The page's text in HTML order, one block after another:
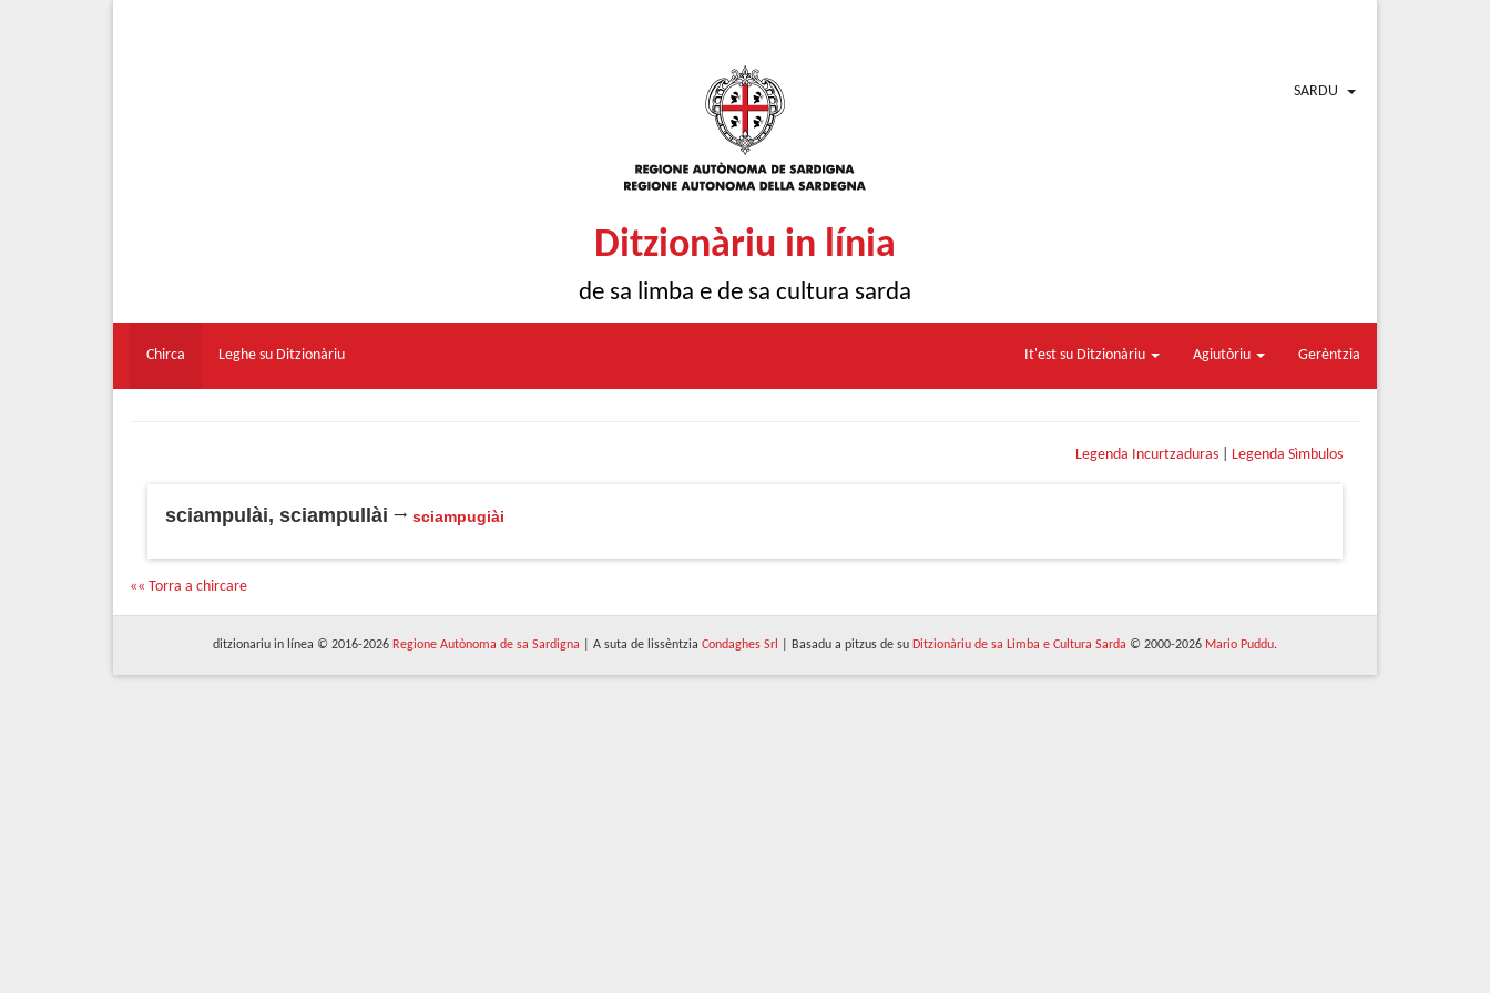
SARDU
Ditzionàriu in línia
de sa limba e de sa cultura sarda
Chirca Leghe su Ditzionàriu It'est su Ditzionàriu Agiutòriu Gerèntzia
Legenda Incurtzaduras Legenda Sìmbulos
sciampulài, sciampullài sciampugiài
«« Torra a chircare
ditzionariu in línea © 2016-2026 Regione Autònoma de sa Sardigna | A suta de lissèntzia Condaghes Srl | Basadu a pitzus de su Ditzionàriu de sa Limba e Cultura Sarda © 2000-2026 Mario Puddu.